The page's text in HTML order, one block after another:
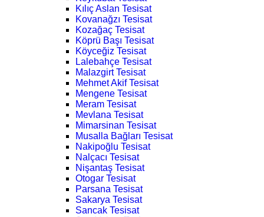
Kılıç Aslan Tesisat
Kovanağzı Tesisat
Kozağaç Tesisat
Köprü Başı Tesisat
Köyceğiz Tesisat
Lalebahçe Tesisat
Malazgirt Tesisat
Mehmet Akif Tesisat
Mengene Tesisat
Meram Tesisat
Mevlana Tesisat
Mimarsinan Tesisat
Musalla Bağları Tesisat
Nakipoğlu Tesisat
Nalçacı Tesisat
Nişantaş Tesisat
Otogar Tesisat
Parsana Tesisat
Sakarya Tesisat
Sancak Tesisat